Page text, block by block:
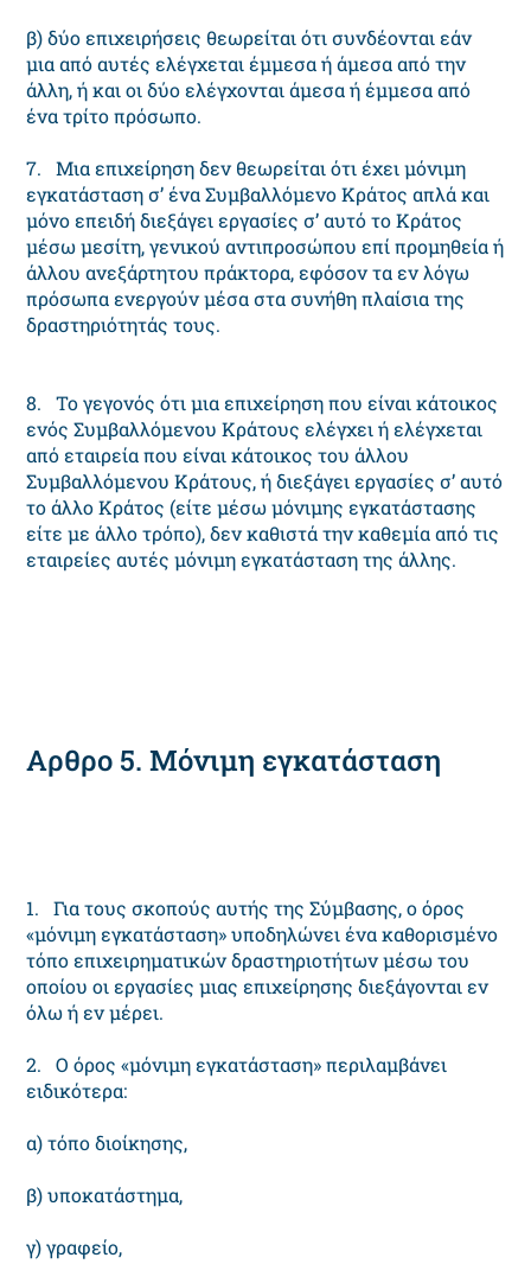
β) δύο επιχειρήσεις θεωρείται ότι συνδέονται εάν
μια από αυτές ελέγχεται έμμεσα ή άμεσα από την
άλλη, ή και οι δύο ελέγχονται άμεσα ή έμμεσα από
ένα τρίτο πρόσωπο.
7. Μια επιχείρηση δεν θεωρείται ότι έχει μόνιμη
εγκατάσταση σ’ ένα Συμβαλλόμενο Κράτος απλά και
μόνο επειδή διεξάγει εργασίες σ’ αυτό το Κράτος
μέσω μεσίτη, γενικού αντιπροσώπου επί προμηθεία ή
άλλου ανεξάρτητου πράκτορα, εφόσον τα εν λόγω
πρόσωπα ενεργούν μέσα στα συνήθη πλαίσια της
δραστηριότητάς τους.
8. Το γεγονός ότι μια επιχείρηση που είναι κάτοικος
ενός Συμβαλλόμενου Κράτους ελέγχει ή ελέγχεται
από εταιρεία που είναι κάτοικος του άλλου
Συμβαλλόμενου Κράτους, ή διεξάγει εργασίες σ’ αυτό
το άλλο Κράτος (είτε μέσω μόνιμης εγκατάστασης
είτε με άλλο τρόπο), δεν καθιστά την καθεμία από τις
εταιρείες αυτές μόνιμη εγκατάσταση της άλλης.
Αρθρο 5. Μόνιμη εγκατάσταση
1. Για τους σκοπούς αυτής της Σύμβασης, ο όρος
«μόνιμη εγκατάσταση» υποδηλώνει ένα καθορισμένο
τόπο επιχειρηματικών δραστηριοτήτων μέσω του
οποίου οι εργασίες μιας επιχείρησης διεξάγονται εν
όλω ή εν μέρει.
2. Ο όρος «μόνιμη εγκατάσταση» περιλαμβάνει
ειδικότερα:
α) τόπο διοίκησης,
β) υποκατάστημα,
γ) γραφείο,